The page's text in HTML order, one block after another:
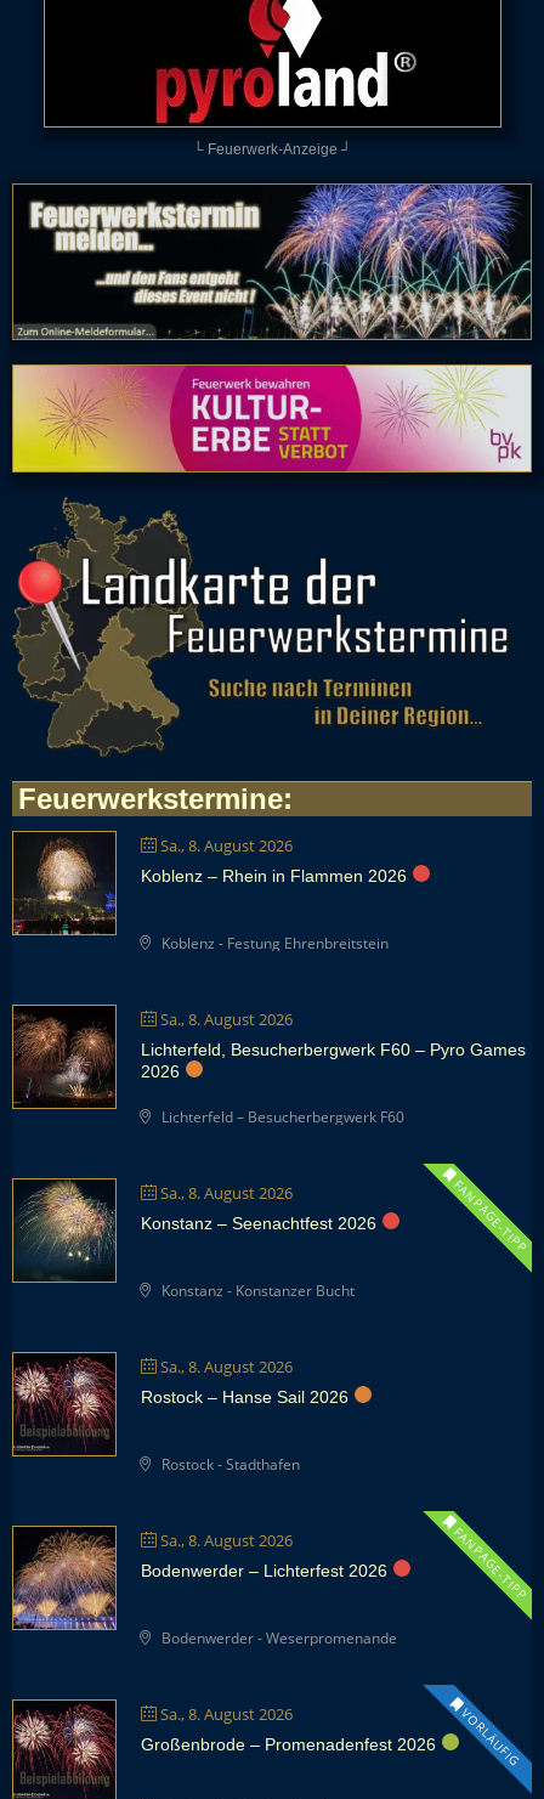
└ Feuerwerk-Anzeige ┘
Feuerwerkstermine:
Sa., 8. August 2026
Koblenz – Rhein in Flammen 2026
Koblenz - Festung Ehrenbreitstein
Sa., 8. August 2026
Lichterfeld, Besucherbergwerk F60 – Pyro Games
2026
Lichterfeld – Besucherbergwerk F60
Sa., 8. August 2026 FANPAGE-TIPP
Konstanz – Seenachtfest 2026
Konstanz - Konstanzer Bucht
Sa., 8. August 2026
Rostock – Hanse Sail 2026
Rostock - Stadthafen
Sa., 8. August 2026 FANPAGE-TIPP
Bodenwerder – Lichterfest 2026
Bodenwerder - Weserpromenande
Sa., 8. August 2026 VORLÄUFIG
Großenbrode – Promenadenfest 2026